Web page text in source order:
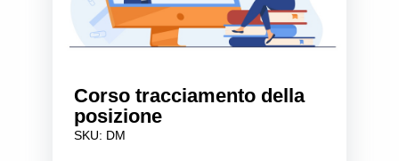
Corso tracciamento della
posizione
SKU: DM